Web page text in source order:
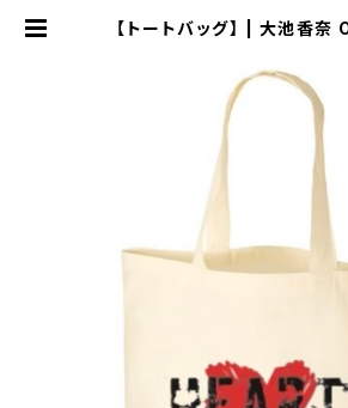
【トートバッグ】 | 大池香奈